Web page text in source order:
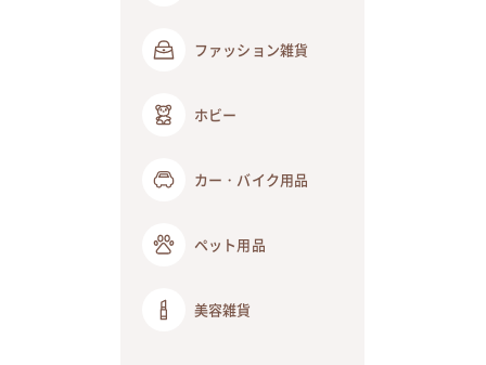
ファッション雑貨
ホビー
カー・バイク用品
ペット用品
美容雑貨